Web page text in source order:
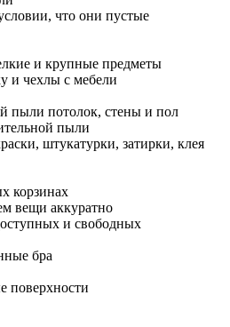
что они пустые
и крупные предметы
и чехлы с мебели
пыли потолок, стены и пол
пыли
штукатурки, затирки, клея
корзинах
вещи аккуратно
и свободных
бра
поверхности